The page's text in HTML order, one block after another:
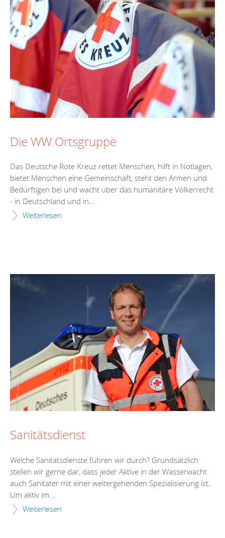
Die WW Ortsgruppe
Das Deutsche Rote Kreuz rettet Menschen, hilft in Notlagen,
bietet Menschen eine Gemeinschaft, steht den Armen und
Bedürftigen bei und wacht über das humanitäre Völkerrecht
- in Deutschland und in...
Weiterlesen
Sanitätsdienst
Welche Sanitätsdienste führen wir durch? Grundsätzlich
stellen wir gerne dar, dass jeder Aktive in der Wasserwacht
auch Sanitäter mit einer weitergehenden Spezialisierung ist.
Um aktiv im...
Weiterlesen